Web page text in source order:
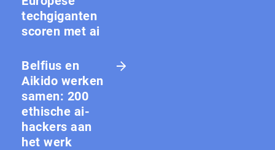
techgiganten
scoren met ai
Belfius en
Aikido werken
samen: 200
ethische ai-
hackers aan
het werk